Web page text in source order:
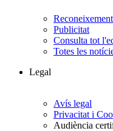
Publicitat
Consulta tot
Totes les
Legal
Avís legal
Privacitat i
Audiència